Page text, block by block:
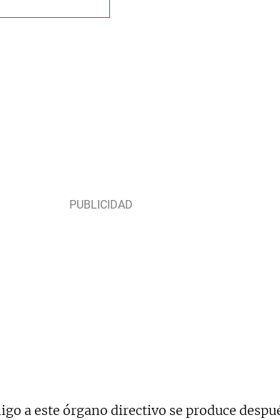
a este órgano directivo se produce